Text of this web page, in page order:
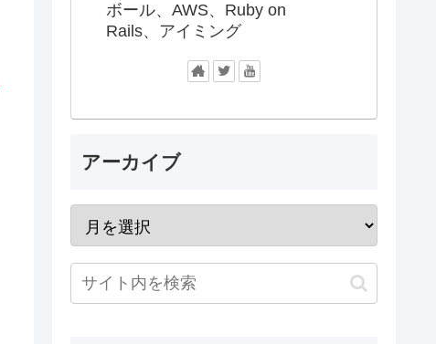
ボール、AWS、Ruby on
Rails、アイミング
アーカイブ